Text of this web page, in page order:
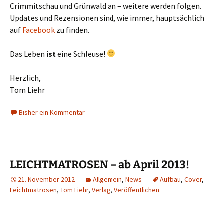
Crimmitschau und Grünwald an – weitere werden folgen.
Updates und Rezensionen sind, wie immer, hauptsächlich
auf Facebook zu finden.
Das Leben ist eine Schleuse!
Herzlich,
Tom Liehr
Bisher ein Kommentar
LEICHTMATROSEN – ab April 2013!
21. November 2012 Allgemein, News Aufbau, Cover,
Leichtmatrosen, Tom Liehr, Verlag, Veröffentlichen